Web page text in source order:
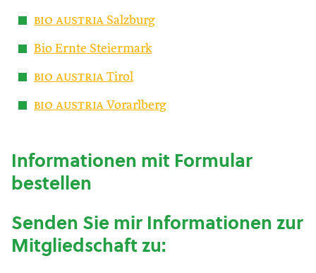
bio austria Salzburg
Bio Ernte Steiermark
bio austria Tirol
bio austria Vorarlberg
Informationen mit Formular
bestellen
Senden Sie mir Informationen zur
Mitgliedschaft zu: